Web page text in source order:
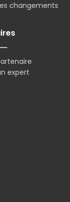
changements
expert